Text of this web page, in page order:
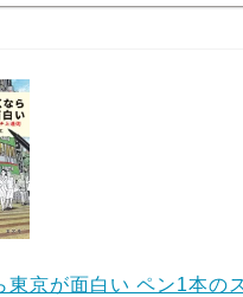
東京が面白い ペン1本の